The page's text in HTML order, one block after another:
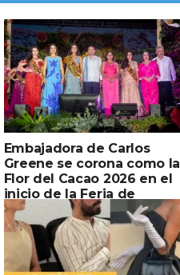
Embajadora de Carlos
Greene se corona como la
Flor del Cacao 2026 en el
inicio de la Feria de
Comalcalco